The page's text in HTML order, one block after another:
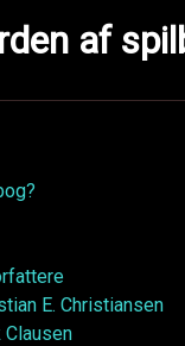
af
E. Christiansen
Clausen